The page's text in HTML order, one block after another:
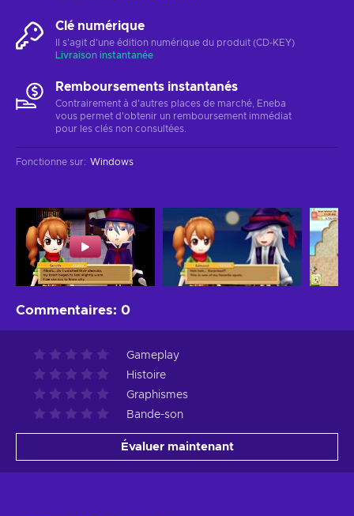
Clé numérique
Il s'agit d'une édition numérique du produit (CD-KEY)
Livraison instantanée
Remboursements instantanés
Contrairement à d'autres places de marché, Eneba
vous permet d'obtenir un remboursement immédiat
pour les clés non consultées.
Fonctionne sur: Windows
Commentaires: 0
Gameplay
Histoire
Graphismes
Bande-son
Évaluer maintenant